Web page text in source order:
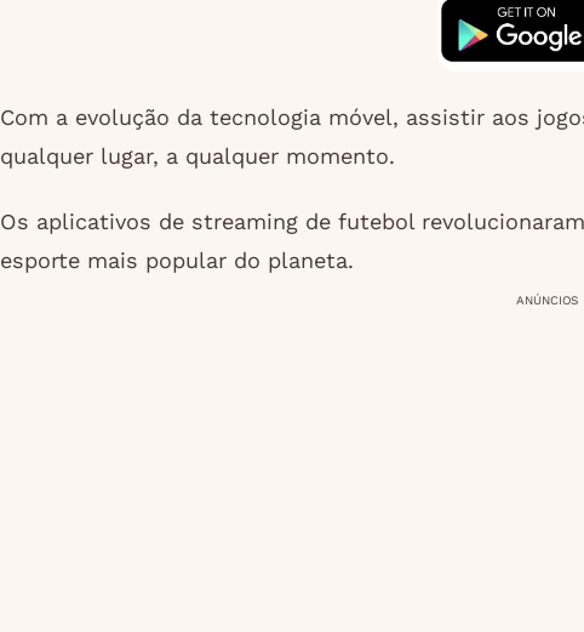
Com a evolução da tecnologia móvel, assistir aos
qualquer lugar, a qualquer momento.
Os aplicativos de streaming de futebol
esporte mais popular do planeta.
ANÚNCIOS